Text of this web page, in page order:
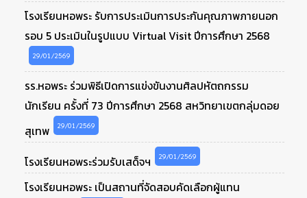
โรงเรียนหอพระ รับการประเมินการประกันคุณภาพภายนอก
รอบ 5 ประเมินในรูปแบบ Virtual Visit ปีการศึกษา 2568
29/01/2569
รร.หอพระ ร่วมพิธีเปิดการแข่งขันงานศิลปหัตถกรรม
นักเรียน ครั้งที่ 73 ปีการศึกษา 2568 สหวิทยาเขตกลุ่มดอย
สุเทพ
29/01/2569
โรงเรียนหอพระร่วมรับเสด็จฯ 29/01/2569
โรงเรียนหอพระ เป็นสถานที่จัดสอบคัดเลือกผู้แทน